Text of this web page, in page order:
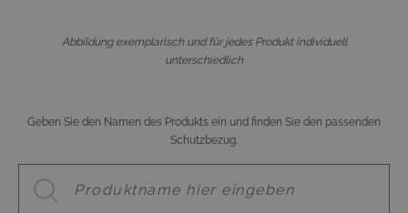
Abbildung exemplarisch und für jedes Produkt individuell
unterschiedlich
Geben Sie den Namen des Produkts ein und finden Sie den passenden
Schutzbezug.